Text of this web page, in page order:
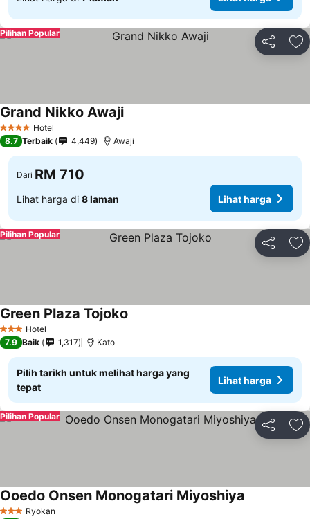
Kongsi
Pilihan Popular
4 BintangHotel
Grand Nikko Awaji
8.7 Terbaik 4,449 Awaji
Dari RM 710
Lihat harga di 8 laman Lihat harga
Kongsi
Pilihan Popular
3 BintangHotel
Green Plaza Tojoko
7.9 Baik 1,317 Kato
Pilih tarikh untuk melihat harga yang
tepat
Lihat harga
Kongsi
Pilihan Popular
3 BintangRyokan
Ooedo Onsen Monogatari Miyoshiya